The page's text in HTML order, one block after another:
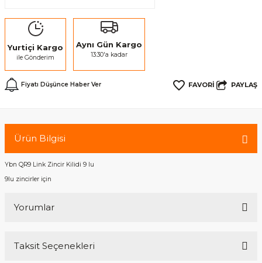
Yurtiçi Kargo
ile Gönderim
Aynı Gün Kargo
13:30'a kadar
Fiyatı Düşünce Haber Ver PAYLAŞ
Ürün Bilgisi
Ybn QR9 Link Zincir Kilidi 9 lu
9lu zincirler için
Yorumlar
Taksit Seçenekleri